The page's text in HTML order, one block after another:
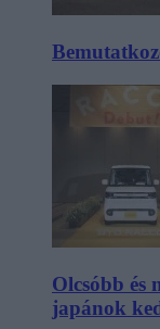
Olcsóbb és
japánok